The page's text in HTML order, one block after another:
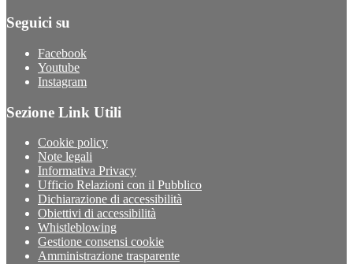
Seguici su
Facebook
Youtube
Instagram
Sezione Link Utili
Cookie policy
Note legali
Informativa Privacy
Ufficio Relazioni con il Pubblico
Dichiarazione di accessibilità
Obiettivi di accessibilità
Whistleblowing
Gestione consensi cookie
Amministrazione trasparente